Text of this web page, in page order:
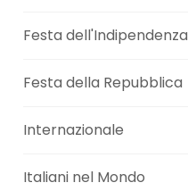
Festa dell'Indipendenza
Festa della Repubblica
Internazionale
Italiani nel Mondo